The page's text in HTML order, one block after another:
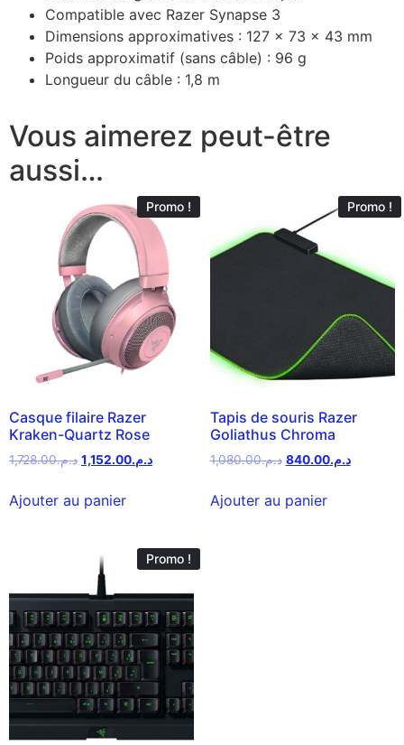
Compatible avec Razer Synapse 3
Dimensions approximatives : 127 x 73 x 43 mm
Poids approximatif (sans câble) : 96 g
Longueur du câble : 1,8 m
Vous aimerez peut-être
aussi…
Promo !
Casque filaire Razer
Kraken-Quartz Rose
د.م.1,728.00 د.م.1,152.00
Ajouter au panier
Promo !
Tapis de souris Razer
Goliathus Chroma
د.م.1,080.00 د.م.840.00
Ajouter au panier
Promo !